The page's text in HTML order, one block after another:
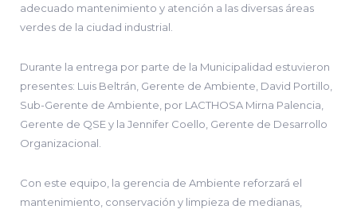
adecuado mantenimiento y atención a las diversas áreas
verdes de la ciudad industrial.
Durante la entrega por parte de la Municipalidad estuvieron
presentes: Luis Beltrán, Gerente de Ambiente, David Portillo,
Sub-Gerente de Ambiente, por LACTHOSA Mirna Palencia,
Gerente de QSE y la Jennifer Coello, Gerente de Desarrollo
Organizacional.
Con este equipo, la gerencia de Ambiente reforzará el
mantenimiento, conservación y limpieza de medianas,